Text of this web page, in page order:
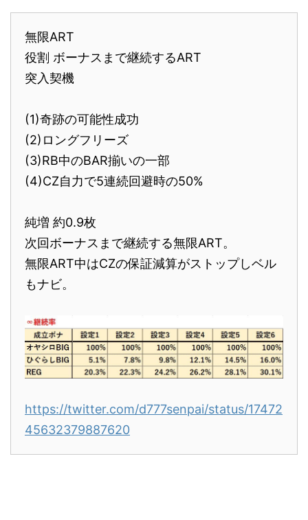
無限ART
役割 ボーナスまで継続するART
突入契機
(1)奇跡の可能性成功
(2)ロングフリーズ
(3)RB中のBAR揃いの一部
(4)CZ自力で5連続回避時の50%
純増 約0.9枚
次回ボーナスまで継続する無限ART。
無限ART中はCZの保証減算がストップしベル
もナビ。
https://twitter.com/d777senpai/status/17472
45632379887620